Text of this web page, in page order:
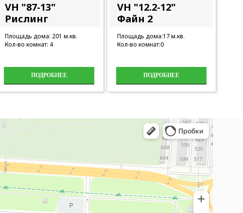
VH "87-13"
Рислинг
Площадь дома: 201 м.кв.
Кол-во комнат: 4
ПОДРОБНЕЕ
VH "12.2-12"
Файн 2
Площадь дома:17 м.кв.
Кол-во комнат:0
ПОДРОБНЕЕ